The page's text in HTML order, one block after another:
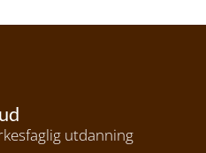
utdanning